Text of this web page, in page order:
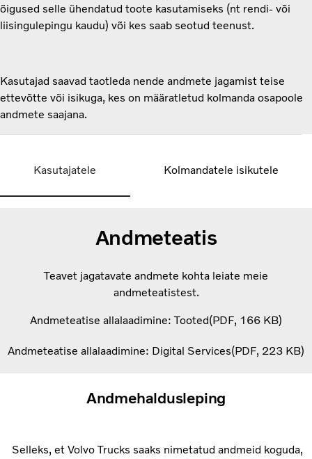
õigused selle ühendatud toote kasutamiseks (nt rendi- või
liisingulepingu kaudu) või kes saab seotud teenust.
Kasutajad saavad taotleda nende andmete jagamist teise
ettevõtte või isikuga, kes on määratletud kolmanda osapoole
andmete saajana.
Kasutajatele Kolmandatele isikutele
Andmeteatis
Teavet jagatavate andmete kohta leiate meie
andmeteatistest.
Andmeteatise allalaadimine: Tooted PDF 166 KB
Andmeteatise allalaadimine: Digital Services PDF 223 KB
Andmehaldusleping
Selleks, et Volvo Trucks saaks nimetatud andmeid koguda,